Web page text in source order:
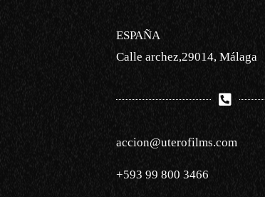
ESPAÑA
Calle archez,29014, Málaga
accion@uterofilms.com
+593 99 800 3466